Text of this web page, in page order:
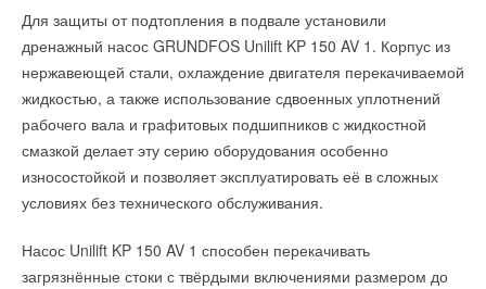
Для защиты от подтопления в подвале установили
дренажный насос GRUNDFOS Unilift KP 150 AV 1. Корпус из
нержавеющей стали, охлаждение двигателя перекачиваемой
жидкостью, а также использование сдвоенных уплотнений
рабочего вала и графитовых подшипников с жидкостной
смазкой делает эту серию оборудования особенно
износостойкой и позволяет эксплуатировать её в сложных
условиях без технического обслуживания.
Насос Unilift KP 150 AV 1 способен перекачивать
загрязнённые стоки с твёрдыми включениями размером до